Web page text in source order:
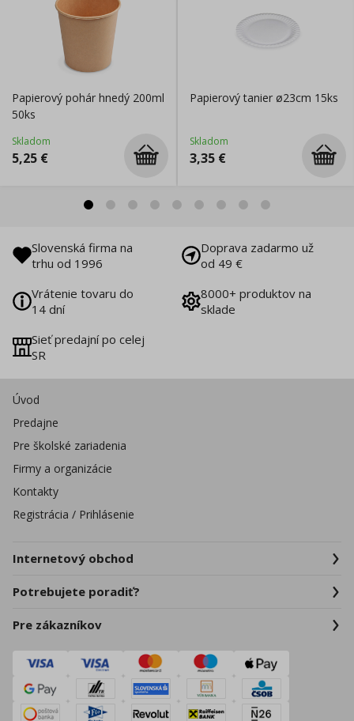
Papierový pohár hnedý 200ml
50ks
Skladom
5,25 €
Papierový tanier ø23cm 15ks
Skladom
3,35 €
Slovenská firma na
trhu od 1996
Doprava zadarmo už
od 49 €
Vrátenie tovaru do
14 dní
8000+ produktov na
sklade
Sieť predajní po celej
SR
Úvod
Predajne
Pre školské zariadenia
Firmy a organizácie
Kontakty
Registrácia / Prihlásenie
Internetový obchod
Potrebujete poradiť?
Pre zákazníkov